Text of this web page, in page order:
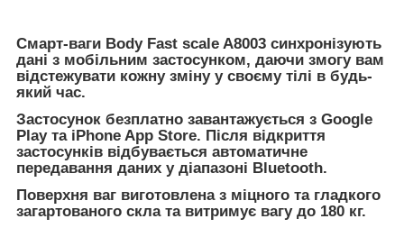
Смарт-ваги Body Fast scale A8003 синхронізують
дані з мобільним застосунком, даючи змогу вам
відстежувати кожну зміну у своєму тілі в будь-
який час.
Застосунок безплатно завантажується з Google
Play та iPhone App Store. Після відкриття
застосунків відбувається автоматичне
передавання даних у діапазоні Bluetooth.
Поверхня ваг виготовлена з міцного та гладкого
загартованого скла та витримує вагу до 180 кг.